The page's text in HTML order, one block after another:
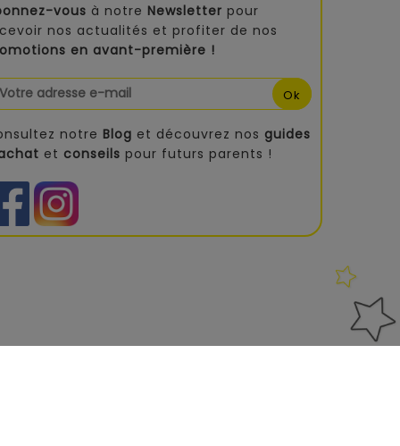
vous à notre Newsletter pour
nos actualités et profiter de nos
en avant-première !
notre Blog et découvrez nos guides
et conseils pour futurs parents !